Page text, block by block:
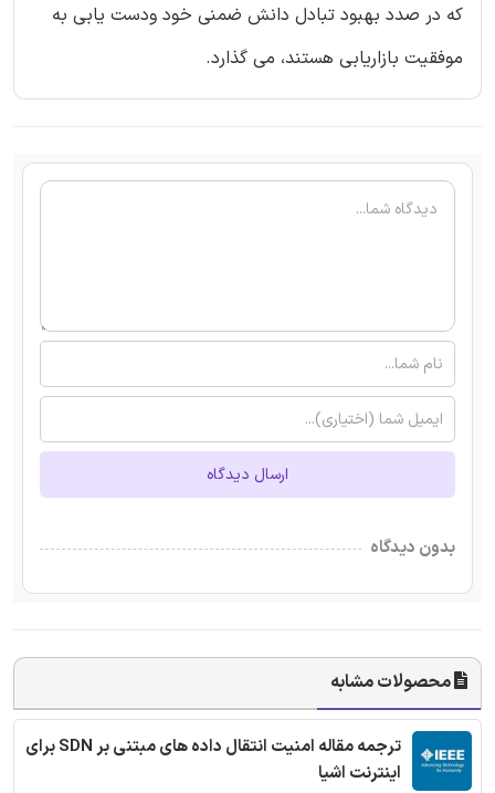
که در صدد بهبود تبادل دانش ضمنی خود ودست یابی به
موفقیت بازاریابی هستند، می گذارد.
ارسال دیدگاه
بدون دیدگاه
محصولات مشابه
ترجمه مقاله امنیت انتقال داده های مبتنی بر SDN برای
اینترنت اشیا